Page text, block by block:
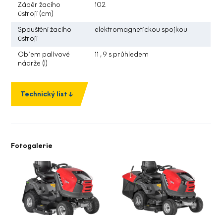
Záběr žacího
ústrojí (cm)
102
Spouštění žacího
ústrojí
elektromagnetickou spojkou
Objem palivové
nádrže (l)
11 , 9 s průhledem
Technický list
Fotogalerie